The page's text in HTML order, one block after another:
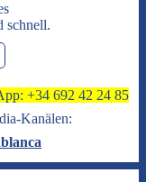
schnell.
+34 692 42 24 85
Kanälen: